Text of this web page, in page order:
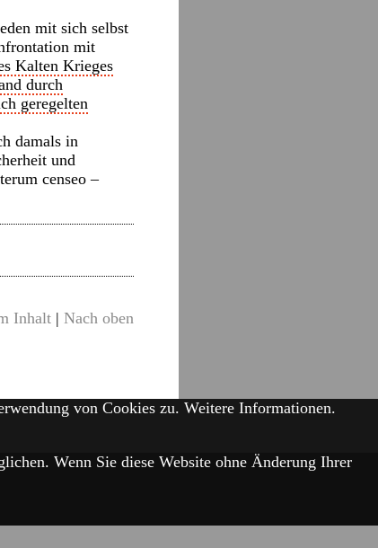
mit sich selbst
mit
Kalten Krieges
durch
geregelten
damals in
und
censeo –
Inhalt | Nach oben
von Cookies zu. Weitere Informationen.
Wenn Sie diese Website ohne Änderung Ihrer